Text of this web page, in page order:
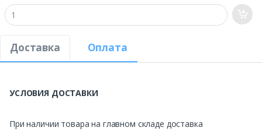
Доставка Оплата
УСЛОВИЯ ДОСТАВКИ
При наличии товара на главном складе доставка